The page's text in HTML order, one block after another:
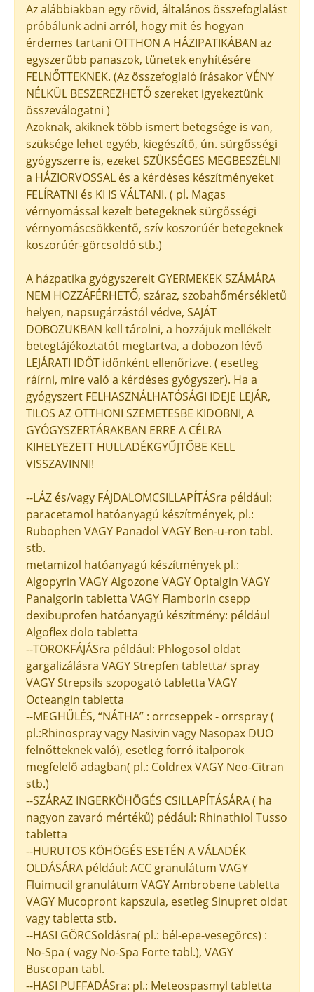
Az alábbiakban egy rövid, általános összefoglalást
próbálunk adni arról, hogy mit és hogyan
érdemes tartani OTTHON A HÁZIPATIKÁBAN az
egyszerűbb panaszok, tünetek enyhítésére
FELNŐTTEKNEK. (Az összefoglaló írásakor VÉNY
NÉLKÜL BESZEREZHETŐ szereket igyekeztünk
összeválogatni )
Azoknak, akiknek több ismert betegsége is van,
szüksége lehet egyéb, kiegészítő, ún. sürgősségi
gyógyszerre is, ezeket SZÜKSÉGES MEGBESZÉLNI
a HÁZIORVOSSAL és a kérdéses készítményeket
FELÍRATNI és KI IS VÁLTANI. ( pl. Magas
vérnyomással kezelt betegeknek sürgősségi
vérnyomáscsökkentő, szív koszorúér betegeknek
koszorúér-görcsoldó stb.)
A házpatika gyógyszereit GYERMEKEK SZÁMÁRA
NEM HOZZÁFÉRHETŐ, száraz, szobahőmérsékletű
helyen, napsugárzástól védve, SAJÁT
DOBOZUKBAN kell tárolni, a hozzájuk mellékelt
betegtájékoztatót megtartva, a dobozon lévő
LEJÁRATI IDŐT időnként ellenőrizve. ( esetleg
ráírni, mire való a kérdéses gyógyszer). Ha a
gyógyszert FELHASZNÁLHATÓSÁGI IDEJE LEJÁR,
TILOS AZ OTTHONI SZEMETESBE KIDOBNI, A
GYÓGYSZERTÁRAKBAN ERRE A CÉLRA
KIHELYEZETT HULLADÉKGYŰJTŐBE KELL
VISSZAVINNI!
--LÁZ és/vagy FÁJDALOMCSILLAPÍTÁSra például:
paracetamol hatóanyagú készítmények, pl.:
Rubophen VAGY Panadol VAGY Ben-u-ron tabl.
stb.
metamizol hatóanyagú készítmények pl.:
Algopyrin VAGY Algozone VAGY Optalgin VAGY
Panalgorin tabletta VAGY Flamborin csepp
dexibuprofen hatóanyagú készítmény: például
Algoflex dolo tabletta
--TOROKFÁJÁSra például: Phlogosol oldat
gargalizálásra VAGY Strepfen tabletta/ spray
VAGY Strepsils szopogató tabletta VAGY
Octeangin tabletta
--MEGHŰLÉS, “NÁTHA” : orrcseppek - orrspray (
pl.:Rhinospray vagy Nasivin vagy Nasopax DUO
felnőtteknek való), esetleg forró italporok
megfelelő adagban( pl.: Coldrex VAGY Neo-Citran
stb.)
--SZÁRAZ INGERKÖHÖGÉS CSILLAPÍTÁSÁRA ( ha
nagyon zavaró mértékű) pédául: Rhinathiol Tusso
tabletta
--HURUTOS KÖHÖGÉS ESETÉN A VÁLADÉK
OLDÁSÁRA például: ACC granulátum VAGY
Fluimucil granulátum VAGY Ambrobene tabletta
VAGY Mucopront kapszula, esetleg Sinupret oldat
vagy tabletta stb.
--HASI GÖRCSoldásra( pl.: bél-epe-vesegörcs) :
No-Spa ( vagy No-Spa Forte tabl.), VAGY
Buscopan tabl.
--HASI PUFFADÁSra: pl.: Meteospasmyl tabletta